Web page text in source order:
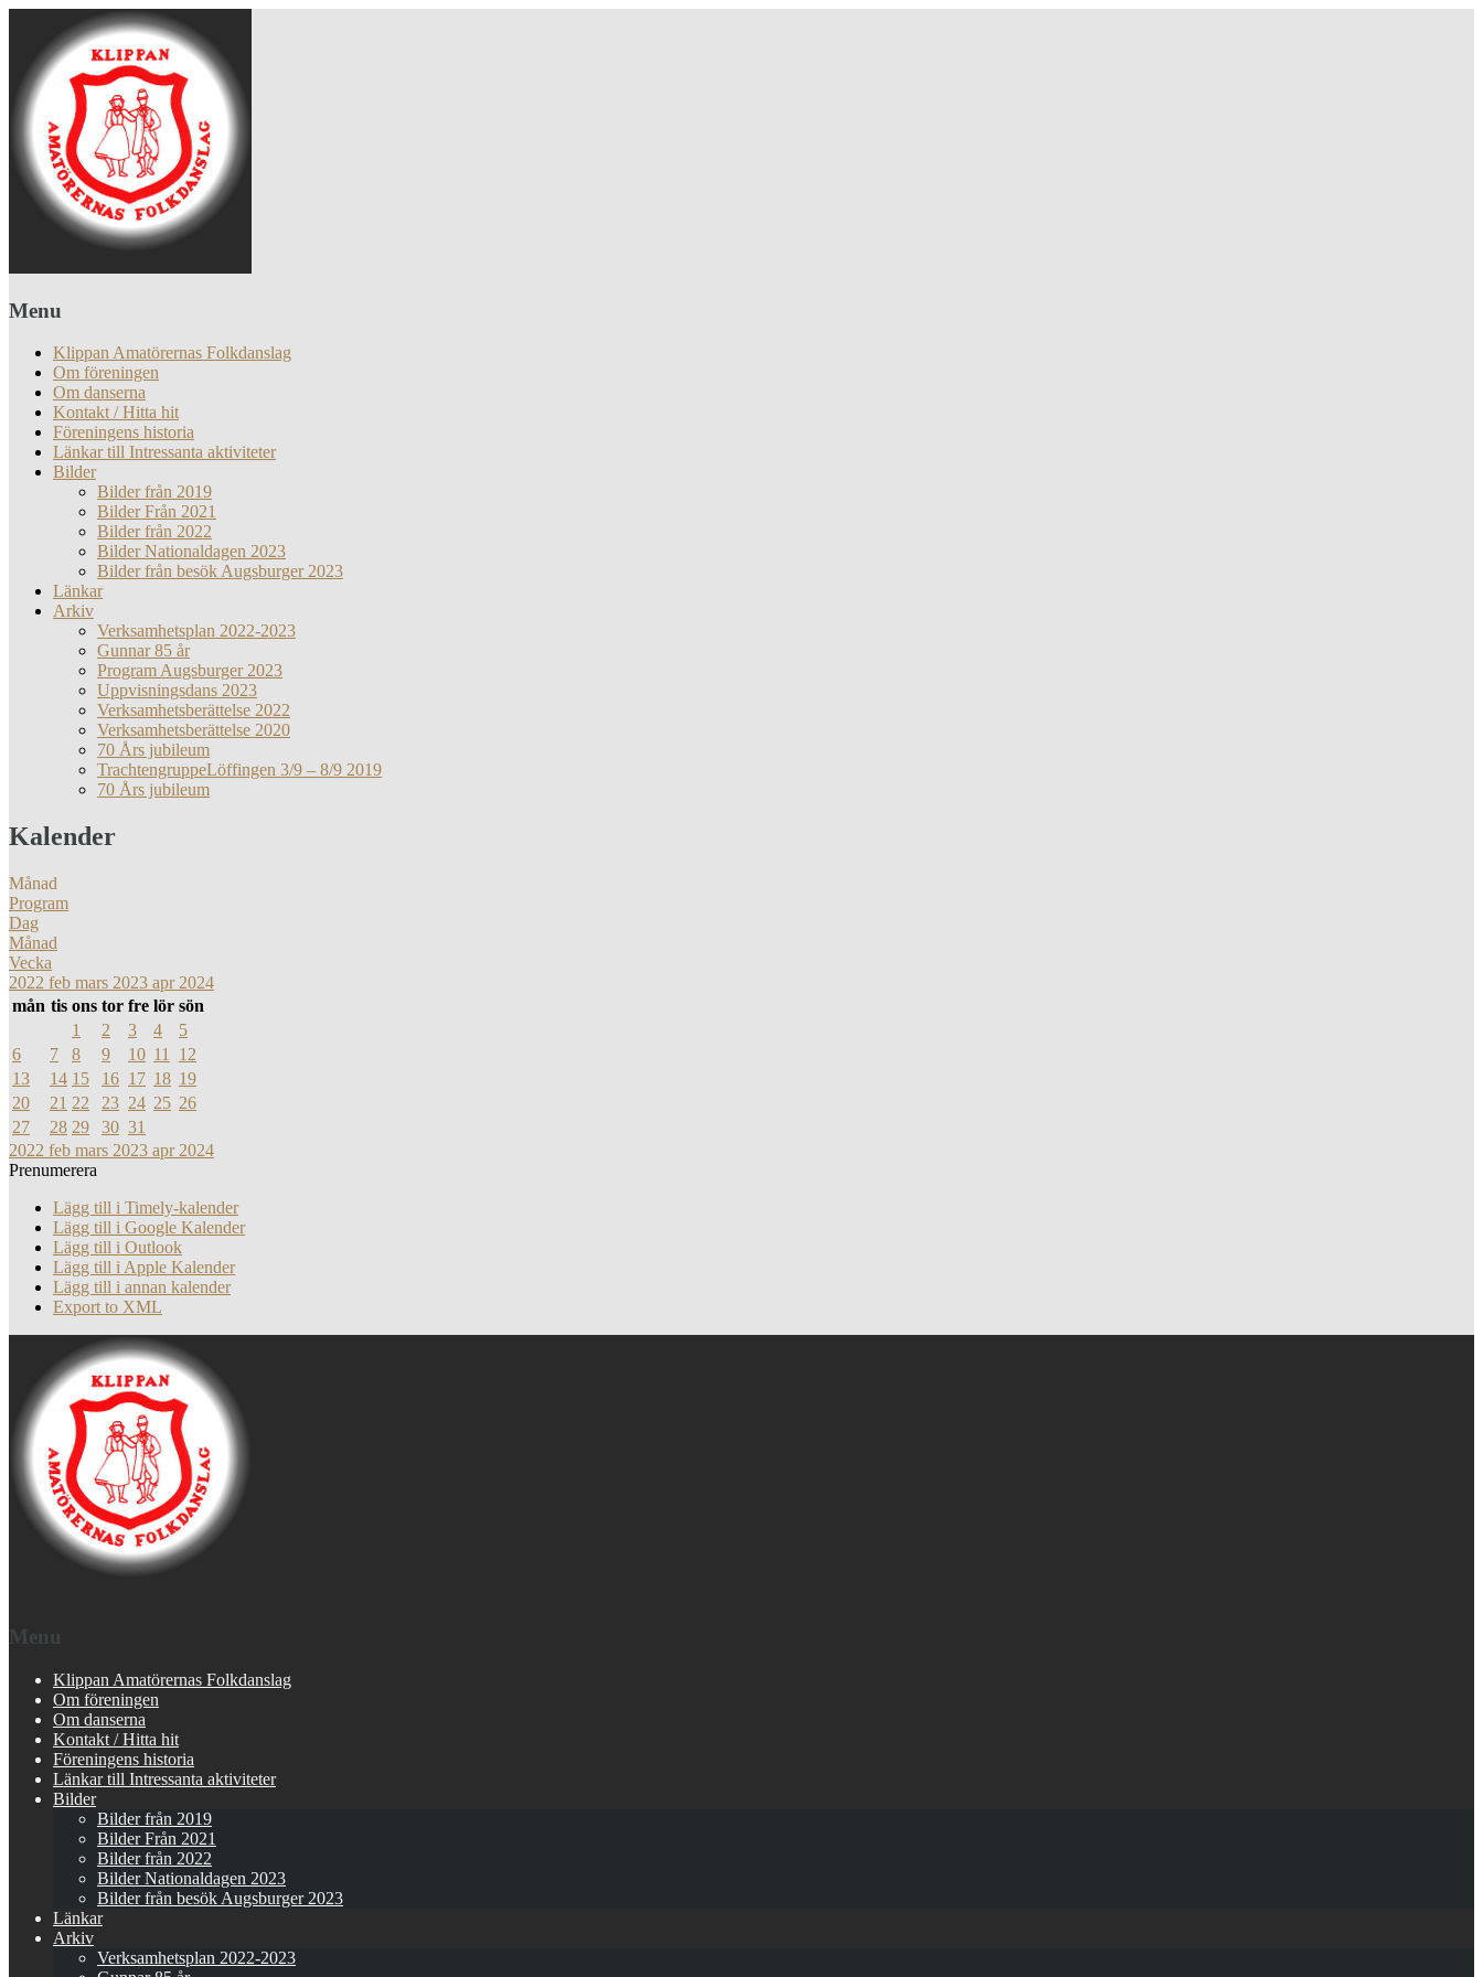
Menu
Klippan Amatörernas Folkdanslag
Om föreningen
Om danserna
Kontakt / Hitta hit
Föreningens historia
Länkar till Intressanta aktiviteter
Bilder
Bilder från 2019
Bilder Från 2021
Bilder från 2022
Bilder Nationaldagen 2023
Bilder från besök Augsburger 2023
Länkar
Arkiv
Verksamhetsplan 2022-2023
Gunnar 85 år
Program Augsburger 2023
Uppvisningsdans 2023
Verksamhetsberättelse 2022
Verksamhetsberättelse 2020
70 Års jubileum
TrachtengruppeLöffingen 3/9 – 8/9 2019
70 Års jubileum
Kalender
Månad
Program
Dag
Månad
Vecka
2022 feb mars 2023 apr 2024
mån tis ons tor fre lör sön
1
2 3 4
5
6
7 8 9 10 11
12
13
14 15 16 17 18 19
20
21 22 23 24 25 26
27
28 29 30 31
2022 feb mars 2023 apr 2024
Prenumerera
Lägg till i Timely-kalender
Lägg till i Google Kalender
Lägg till i Outlook
Lägg till i Apple Kalender
Lägg till i annan kalender
Export to XML
Menu
Klippan Amatörernas Folkdanslag
Om föreningen
Om danserna
Kontakt / Hitta hit
Föreningens historia
Länkar till Intressanta aktiviteter
Bilder
Bilder från 2019
Bilder Från 2021
Bilder från 2022
Bilder Nationaldagen 2023
Bilder från besök Augsburger 2023
Länkar
Arkiv
Verksamhetsplan 2022-2023